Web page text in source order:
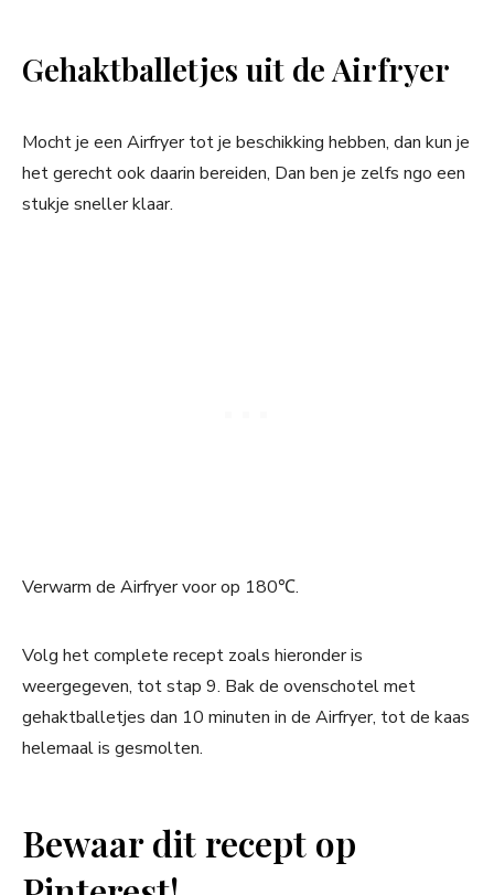
Gehaktballetjes uit de Airfryer
Mocht je een Airfryer tot je beschikking hebben, dan kun je
het gerecht ook daarin bereiden, Dan ben je zelfs ngo een
stukje sneller klaar.
Verwarm de Airfryer voor op 180℃.
Volg het complete recept zoals hieronder is
weergegeven, tot stap 9. Bak de ovenschotel met
gehaktballetjes dan 10 minuten in de Airfryer, tot de kaas
helemaal is gesmolten.
Bewaar dit recept op